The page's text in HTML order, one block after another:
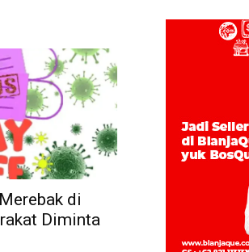
di
Diminta